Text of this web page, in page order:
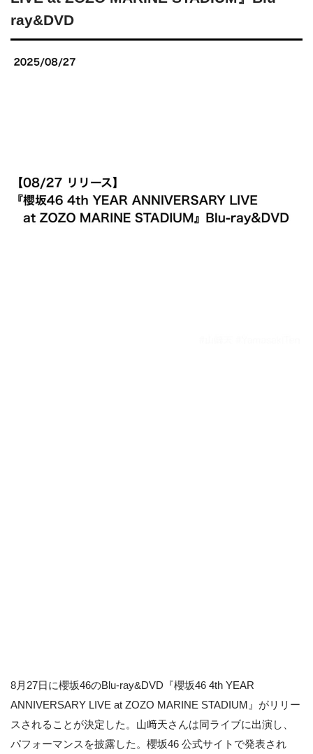
ray&DVD
8月27日に櫻坂46のBlu-ray&DVD『櫻坂46 4th YEAR
ANNIVERSARY LIVE at ZOZO MARINE STADIUM』がリリー
スされることが決定した。山﨑天さんは同ライブに出演し、
パフォーマンスを披露した。櫻坂46 公式サイトで発表され